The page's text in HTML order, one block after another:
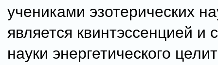
учениками эзотерических
является квинтэссенцией и
науки энергетического